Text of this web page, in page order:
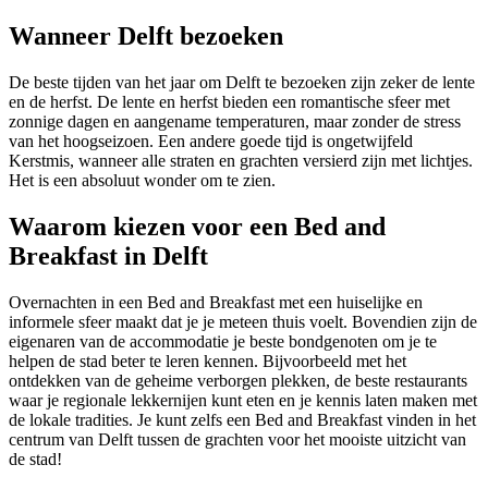
Wanneer Delft bezoeken
De beste tijden van het jaar om Delft te bezoeken zijn zeker de lente
en de herfst. De lente en herfst bieden een romantische sfeer met
zonnige dagen en aangename temperaturen, maar zonder de stress
van het hoogseizoen. Een andere goede tijd is ongetwijfeld
Kerstmis, wanneer alle straten en grachten versierd zijn met lichtjes.
Het is een absoluut wonder om te zien.
Waarom kiezen voor een Bed and
Breakfast in Delft
Overnachten in een Bed and Breakfast met een huiselijke en
informele sfeer maakt dat je je meteen thuis voelt. Bovendien zijn de
eigenaren van de accommodatie je beste bondgenoten om je te
helpen de stad beter te leren kennen. Bijvoorbeeld met het
ontdekken van de geheime verborgen plekken, de beste restaurants
waar je regionale lekkernijen kunt eten en je kennis laten maken met
de lokale tradities. Je kunt zelfs een Bed and Breakfast vinden in het
centrum van Delft tussen de grachten voor het mooiste uitzicht van
de stad!